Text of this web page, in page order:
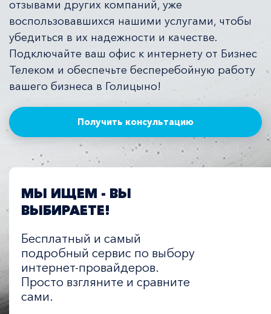
отзывами других компаний, уже
воспользовавшихся нашими услугами, чтобы
убедиться в их надежности и качестве.
Подключайте ваш офис к интернету от Бизнес
Телеком и обеспечьте бесперебойную работу
вашего бизнеса в Голицыно!
Получить консультацию
МЫ ИЩЕМ - ВЫ
ВЫБИРАЕТЕ!
Бесплатный и самый
подробный сервис по выбору
интернет-провайдеров.
Просто взгляните и сравните
сами.